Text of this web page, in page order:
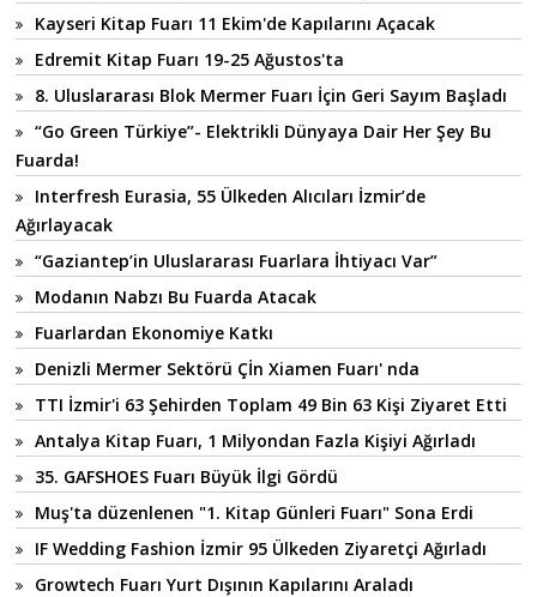
Kayseri Kitap Fuarı 11 Ekim'de Kapılarını Açacak
Edremit Kitap Fuarı 19-25 Ağustos'ta
8. Uluslararası Blok Mermer Fuarı İçin Geri Sayım Başladı
“Go Green Türkiye”- Elektrikli Dünyaya Dair Her Şey Bu
Fuarda!
Interfresh Eurasia, 55 Ülkeden Alıcıları İzmir’de
Ağırlayacak
“Gaziantep’in Uluslararası Fuarlara İhtiyacı Var”
Modanın Nabzı Bu Fuarda Atacak
Fuarlardan Ekonomiye Katkı
Denizli Mermer Sektörü Çİn Xiamen Fuarı' nda
TTI İzmir'i 63 Şehirden Toplam 49 Bin 63 Kişi Ziyaret Etti
Antalya Kitap Fuarı, 1 Milyondan Fazla Kişiyi Ağırladı
35. GAFSHOES Fuarı Büyük İlgi Gördü
Muş'ta düzenlenen "1. Kitap Günleri Fuarı" Sona Erdi
IF Wedding Fashion İzmir 95 Ülkeden Ziyaretçi Ağırladı
Growtech Fuarı Yurt Dışının Kapılarını Araladı